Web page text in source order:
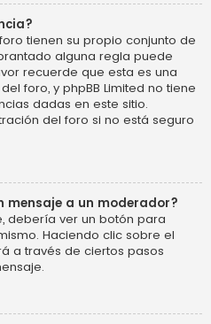
tienen su propio conjunto de
alguna regla puede
recuerde que esta es una
foro, y phpBB Limited no tiene
dadas en este sitio.
del foro si no está seguro
mensaje a un moderador?
debería ver un botón para
Haciendo clic sobre el
a través de ciertos pasos